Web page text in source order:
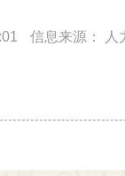
信息来源： 人